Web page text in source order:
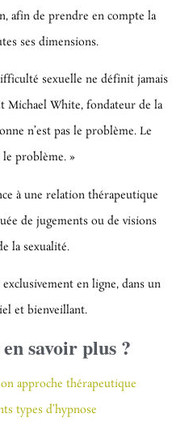
afin de prendre en compte la
ses dimensions.
sexuelle ne définit jamais
Michael White, fondateur de la
n’est pas le problème. Le
problème. »
à une relation thérapeutique
de jugements ou de visions
la sexualité.
en ligne, dans un
et bienveillant.
savoir plus ?
approche thérapeutique
types d’hypnose